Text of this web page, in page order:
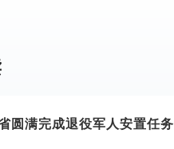
圆满完成退役军人安置任务